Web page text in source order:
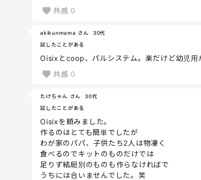
共感 0
akikunmama さん
30代
試したことがある
Oisixとcoop、パルシステム。楽だけど幼児用
共感 0
たけちゃん さん
30代
試したことがある
Oisixを頼みました。
作るのはとても簡単でしたが
わが家のパパ、子供たち2人は物凄く
食べるのでキットのものだけでは
足りず結局別のものも作らなければで
うちには合いませんでした。笑